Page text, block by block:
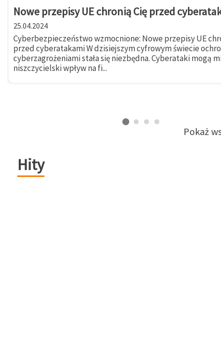
Nowe przepisy UE chronią Cię przed
25.04.2024
Cyberbezpieczeństwo wzmocnione: Nowe przepisy UE
przed cyberatakami W dzisiejszym cyfrowym świecie
cyberzagrożeniami stała się niezbędna. Cyberataki mogą
niszczycielski wpływ na fi...
Pokaż
Hity